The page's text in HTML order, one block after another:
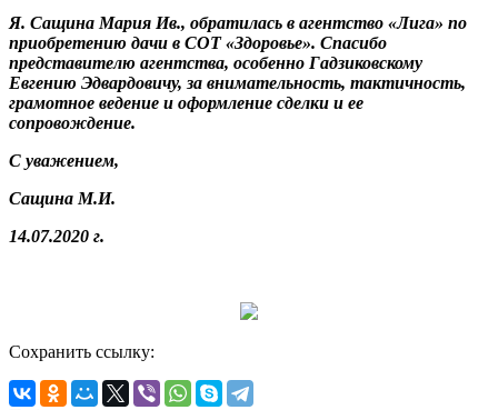
Я. Сащина Мария Ив., обратилась в агентство «Лига» по
приобретению дачи в СОТ «Здоровье». Спасибо
представителю агентства, особенно Гадзиковскому
Евгению Эдвардовичу, за внимательность, тактичность,
грамотное ведение и оформление сделки и ее
сопровождение.
С уважением,
Сащина М.И.
14.07.2020 г.
Сохранить ссылку: